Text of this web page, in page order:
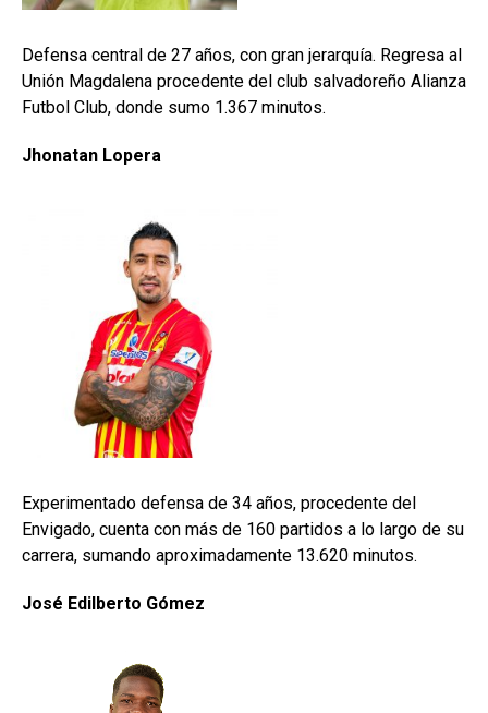
Defensa central de 27 años, con gran jerarquía. Regresa al
Unión Magdalena procedente del club salvadoreño Alianza
Futbol Club, donde sumo 1.367 minutos.
Jhonatan Lopera
Experimentado defensa de 34 años, procedente del
Envigado, cuenta con más de 160 partidos a lo largo de su
carrera, sumando aproximadamente 13.620 minutos.
José Edilberto Gómez